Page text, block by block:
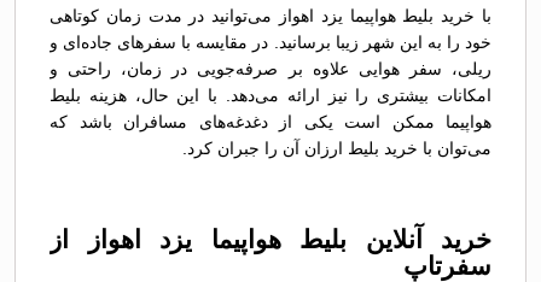
با خرید بلیط هواپیما یزد اهواز می‌توانید در مدت زمان کوتاهی
خود را به این شهر زیبا برسانید. در مقایسه با سفرهای جاده‌ای و
ریلی، سفر هوایی علاوه بر صرفه‌جویی در زمان، راحتی و
امکانات بیشتری را نیز ارائه می‌دهد. با این حال، هزینه بلیط
هواپیما ممکن است یکی از دغدغه‌های مسافران باشد که
می‌توان با خرید بلیط ارزان آن را جبران کرد.
خرید آنلاین بلیط هواپیما یزد اهواز از
سفرتاپ